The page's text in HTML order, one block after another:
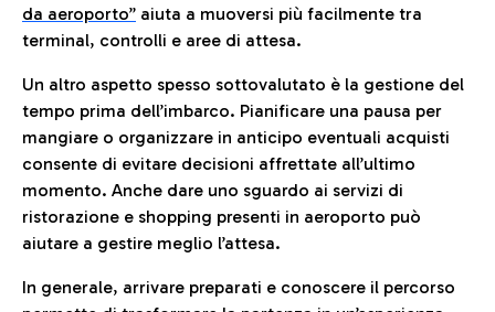
da aeroporto” aiuta a muoversi più facilmente tra
terminal, controlli e aree di attesa.
Un altro aspetto spesso sottovalutato è la gestione del
tempo prima dell’imbarco. Pianificare una pausa per
mangiare o organizzare in anticipo eventuali acquisti
consente di evitare decisioni affrettate all’ultimo
momento. Anche dare uno sguardo ai servizi di
ristorazione e shopping presenti in aeroporto può
aiutare a gestire meglio l’attesa.
In generale, arrivare preparati e conoscere il percorso